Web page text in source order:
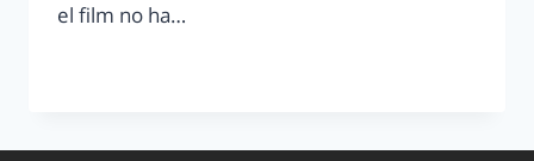
el film no ha…